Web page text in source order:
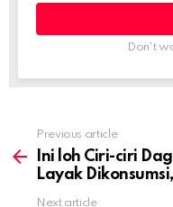
Don't
more
Previous article
Ini loh Ciri-ciri
Layak
Next article